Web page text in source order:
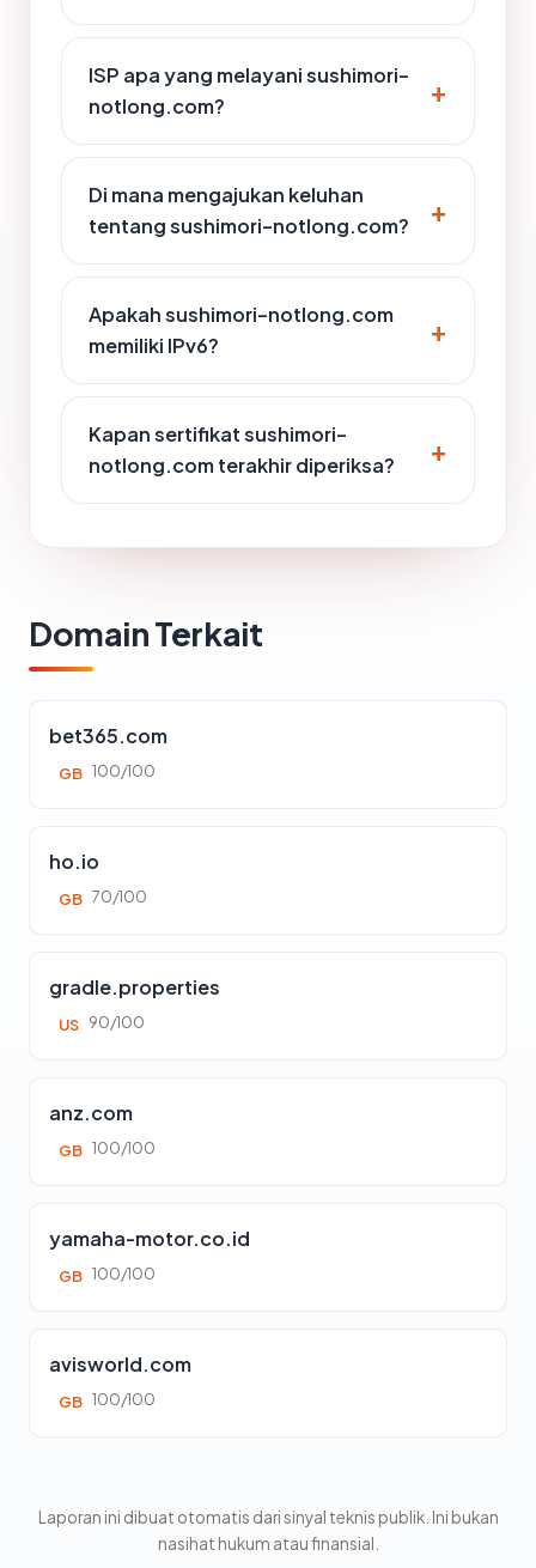
ISP apa yang melayani sushimori-
notlong.com?
Di mana mengajukan keluhan
tentang sushimori-notlong.com?
Apakah sushimori-notlong.com
memiliki IPv6?
Kapan sertifikat sushimori-
notlong.com terakhir diperiksa?
Domain Terkait
bet365.com
GB 100/100
ho.io
GB 70/100
gradle.properties
US 90/100
anz.com
GB 100/100
yamaha-motor.co.id
GB 100/100
avisworld.com
GB 100/100
Laporan ini dibuat otomatis dari sinyal teknis publik. Ini bukan
nasihat hukum atau finansial.